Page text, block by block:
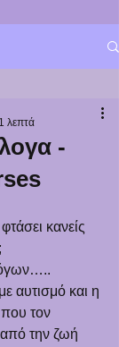
-
λεπτά
κανείς
αυτισμό και η
τον
την ζωή